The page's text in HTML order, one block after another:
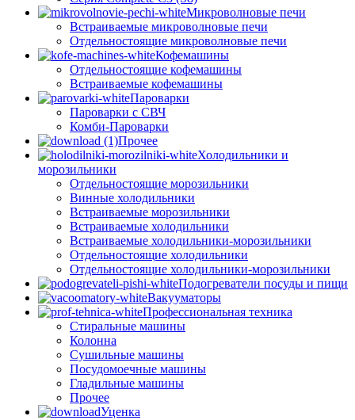
Микроволновые печи
Встраиваемые микроволновые печи
Отдельностоящие микроволновые печи
Кофемашины
Отдельностоящие кофемашины
Встраиваемые кофемашины
Пароварки
Пароварки с СВЧ
Комби-Пароварки
Прочее
Холодильники и
морозильники
Отдельностоящие морозильники
Винные холодильники
Встраиваемые морозильники
Встраиваемые холодильники
Встраиваемые холодильники-морозильники
Отдельностоящие холодильники
Отдельностоящие холодильники-морозильники
Подогреватели посуды и пищи
Вакууматоры
Профессиональная техника
Стиральные машины
Колонна
Сушильные машины
Посудомоечные машины
Гладильные машины
Прочее
Уценка